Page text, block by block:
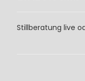
Stillberatung live